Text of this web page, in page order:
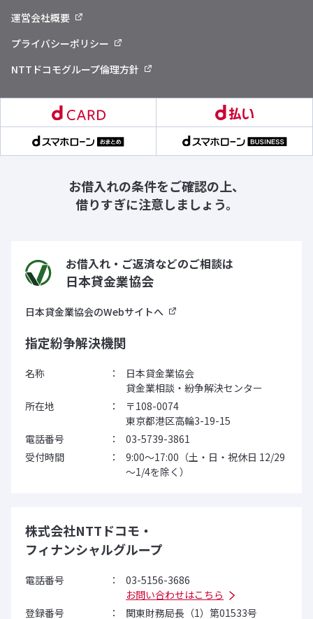
運営会社概要
プライバシーポリシー
NTTドコモグループ倫理方針
お借入れの条件をご確認の上、
借りすぎに注意しましょう。
お借入れ・ご返済などのご相談は
日本貸金業協会
日本貸金業協会のWebサイトへ
指定紛争解決機関
名称
日本貸金業協会
貸金業相談・紛争解決センター
所在地
〒108-0074
東京都港区高輪3-19-15
電話番号
03-5739-3861
受付時間
9:00～17:00（土・日・祝休日 12/29
～1/4を除く）
株式会社NTTドコモ・
フィナンシャルグループ
電話番号
03-5156-3686
お問い合わせはこちら
登録番号
関東財務局長（1）第01533号